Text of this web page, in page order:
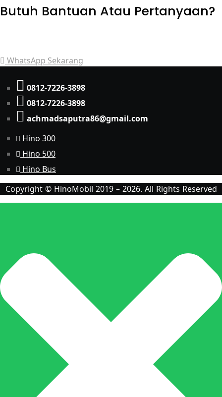
Butuh Bantuan Atau Pertanyaan?
WhatsApp Sekarang
0812-7226-3898
0812-7226-3898
achmadsaputra86@gmail.com
Hino 300
Hino 500
Hino Bus
Copyright © HinoMobil 2019 – 2026. All Rights Reserved